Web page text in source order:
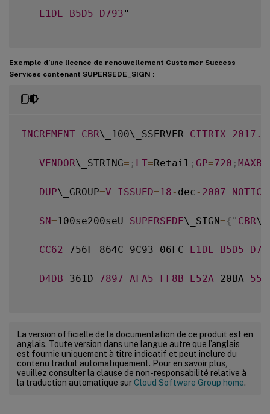
E1DE B5D5 D793"
Exemple d’une licence de renouvellement Customer Success
Services contenant SUPERSEDE_SIGN :
INCREMENT CBR\_100\_SSERVER CITRIX
VENDOR\_STRING= ; LT=Retail ; GP=720 ; MAXBW
DUP\_GROUP=V ISSUED=18 - dec - 2007 NOTICE
SN=100se200seU SUPERSEDE\_SIGN={ " CBR
CC62 756F 864C 9C93 06FC E1DE B5D5
D4DB 361D 7897 AFA5 FF8B E52A 20BA
La version officielle de la documentation de ce produit est en
anglais. Toute version dans une langue autre que l’anglais
est fournie uniquement à titre indicatif et peut inclure du
contenu traduit automatiquement. Pour en savoir plus,
veuillez consulter la clause de non-responsabilité relative à
la traduction automatique surCloud Software Group home.